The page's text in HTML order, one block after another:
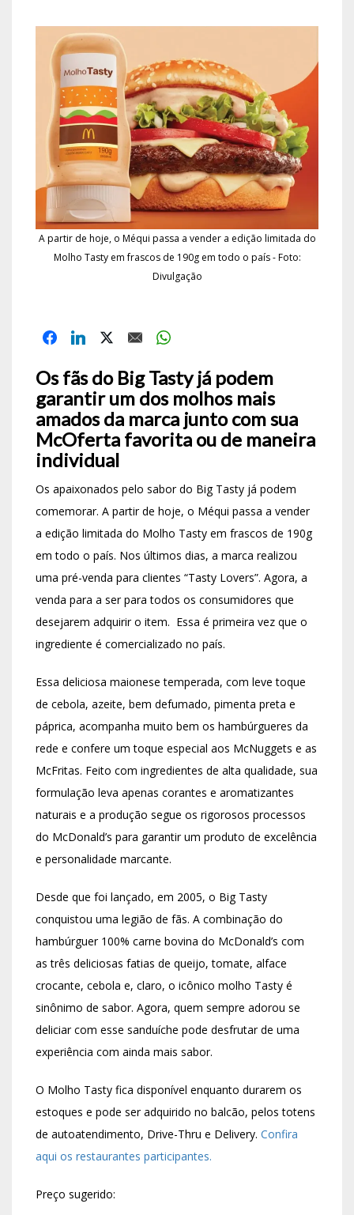
A partir de hoje, o Méqui passa a vender a edição limitada do
Molho Tasty em frascos de 190g em todo o país - Foto:
Divulgação
Os fãs do Big Tasty já podem
garantir um dos molhos mais
amados da marca junto com sua
McOferta favorita ou de maneira
individual
Os apaixonados pelo sabor do Big Tasty já podem
comemorar. A partir de hoje, o Méqui passa a vender
a edição limitada do Molho Tasty em frascos de 190g
em todo o país. Nos últimos dias, a marca realizou
uma pré-venda para clientes “Tasty Lovers”. Agora, a
venda para a ser para todos os consumidores que
desejarem adquirir o item. Essa é primeira vez que o
ingrediente é comercializado no país.
Essa deliciosa maionese temperada, com leve toque
de cebola, azeite, bem defumado, pimenta preta e
páprica, acompanha muito bem os hambúrgueres da
rede e confere um toque especial aos McNuggets e as
McFritas. Feito com ingredientes de alta qualidade, sua
formulação leva apenas corantes e aromatizantes
naturais e a produção segue os rigorosos processos
do McDonald’s para garantir um produto de excelência
e personalidade marcante.
Desde que foi lançado, em 2005, o Big Tasty
conquistou uma legião de fãs. A combinação do
hambúrguer 100% carne bovina do McDonald’s com
as três deliciosas fatias de queijo, tomate, alface
crocante, cebola e, claro, o icônico molho Tasty é
sinônimo de sabor. Agora, quem sempre adorou se
deliciar com esse sanduíche pode desfrutar de uma
experiência com ainda mais sabor.
O Molho Tasty fica disponível enquanto durarem os
estoques e pode ser adquirido no balcão, pelos totens
de autoatendimento, Drive-Thru e Delivery. Confira
aqui os restaurantes participantes.
Preço sugerido: